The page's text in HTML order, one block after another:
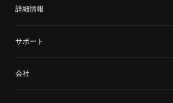
詳細情報
サポート
会社